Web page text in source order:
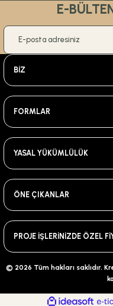
E-
BİZ
FORMLAR
YASAL YÜKÜMLÜLÜK
ÖNE ÇIKANLAR
PROJE İŞLERİNİZDE ÖZEL
© 2026 Tüm hakları saklıdır.